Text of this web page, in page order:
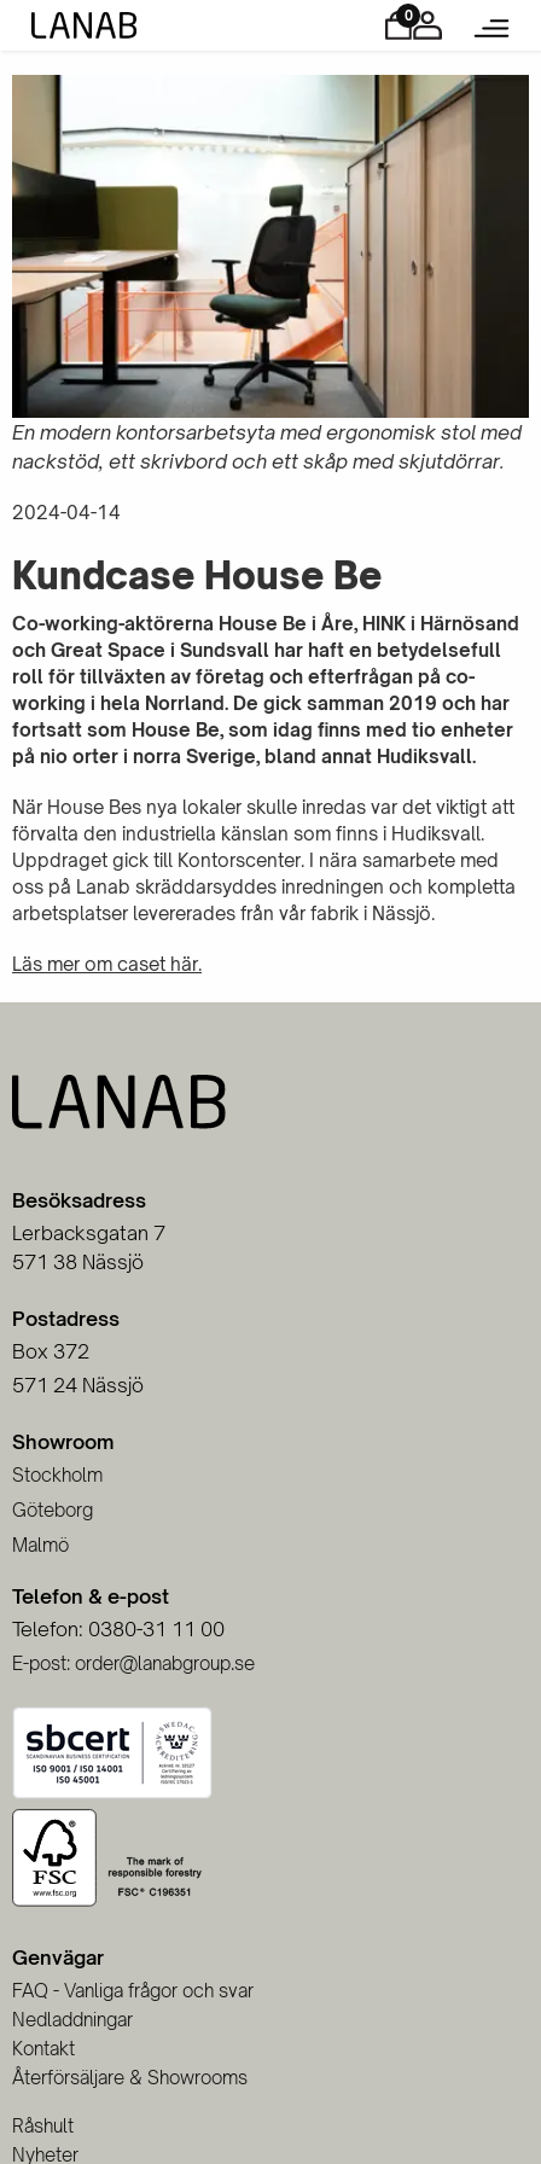
0
En modern kontorsarbetsyta med ergonomisk stol med
nackstöd, ett skrivbord och ett skåp med skjutdörrar.
2024-04-14
Kundcase House Be
Co-working-aktörerna House Be i Åre, HINK i Härnösand
och Great Space i Sundsvall har haft en betydelsefull
roll för tillväxten av företag och efterfrågan på co-
working i hela Norrland. De gick samman 2019 och har
fortsatt som House Be, som idag finns med tio enheter
på nio orter i norra Sverige, bland annat Hudiksvall.
När House Bes nya lokaler skulle inredas var det viktigt att
förvalta den industriella känslan som finns i Hudiksvall.
Uppdraget gick till Kontorscenter. I nära samarbete med
oss på Lanab skräddarsyddes inredningen och kompletta
arbetsplatser levererades från vår fabrik i Nässjö.
Läs mer om caset här.
Besöksadress
Lerbacksgatan 7
571 38 Nässjö
Postadress
Box 372
571 24 Nässjö
Showroom
Stockholm
Göteborg
Malmö
Telefon & e-post
Telefon: 0380-31 11 00
E-post: order@lanabgroup.se
Genvägar
FAQ - Vanliga frågor och svar
Nedladdningar
Kontakt
Återförsäljare & Showrooms
Råshult
Nyheter